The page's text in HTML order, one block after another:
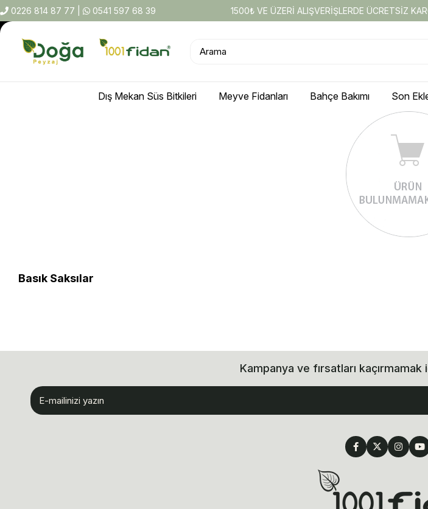
0226 814 87 77 0541 597 68 39 1500₺ VE ÜZERİ ALIŞVERİŞLERDE ÜCRETSİZ
Dış Mekan Süs Bitkileri Meyve Fidanları Bahçe Bakımı Son
Basık Saksılar
Kampanya ve fırsatları